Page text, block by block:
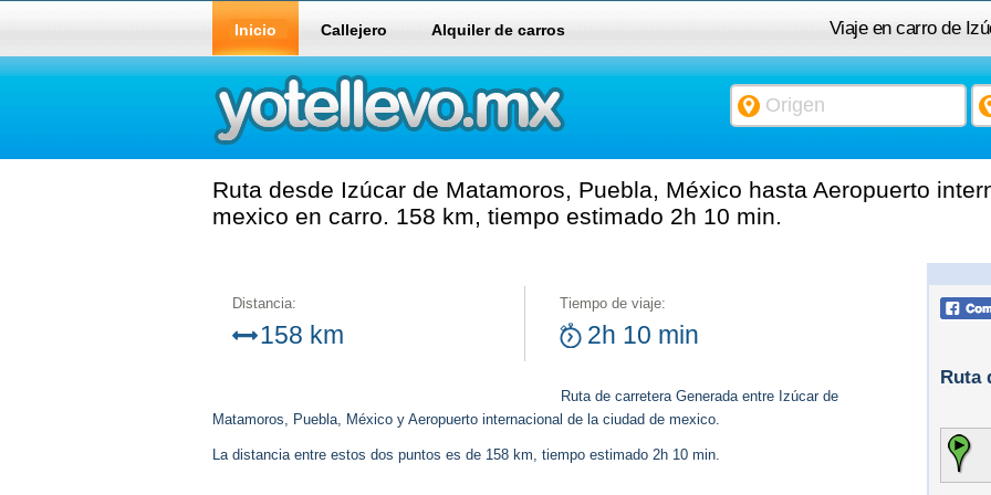
Viaje en carro de
Inicio Callejero Alquiler de carros
Ruta desde Izúcar de Matamoros, Puebla, México hasta Aeropuerto
mexico en carro. 158 km, tiempo estimado 2h 10 min.
Distancia:
158 km
Tiempo de viaje:
2h 10 min
Ruta de carretera Generada entre Izúcar de
Matamoros, Puebla, México y Aeropuerto internacional de la ciudad de mexico.
La distancia entre estos dos puntos es de 158 km, tiempo estimado 2h 10 min.
Ruta